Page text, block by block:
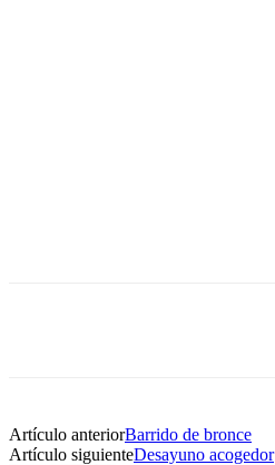
Artículo anteriorBarrido de bronce
Artículo siguienteDesayuno acogedor